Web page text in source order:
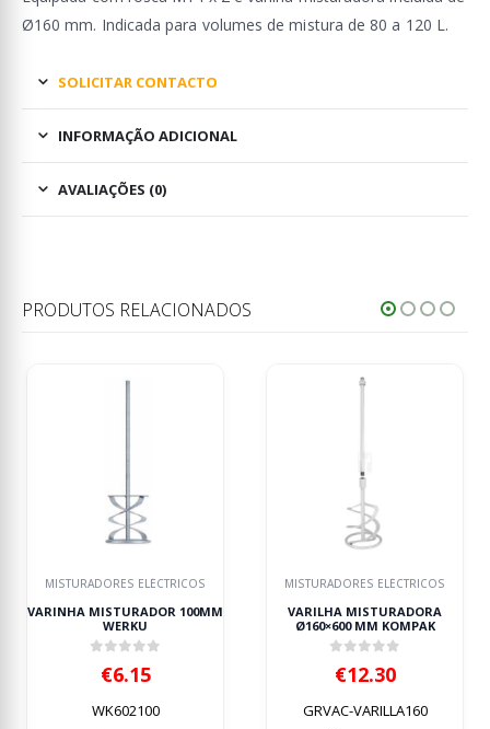
Ø160 mm. Indicada para volumes de mistura de 80 a 120 L.
SOLICITAR CONTACTO
INFORMAÇÃO ADICIONAL
AVALIAÇÕES (0)
PRODUTOS RELACIONADOS
MISTURADORES ELÉCTRICOS
MISTURADOR 100MM
WERKU
6.15
WK602100
MISTURADORES ELÉCTRICOS
VARILHA MISTURADORA
Ø160×600 MM KOMPAK
12.30
GRVAC-VARILLA160